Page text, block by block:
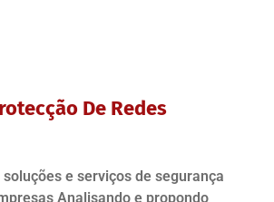
De Redes
e serviços de segurança
Analisando e propondo